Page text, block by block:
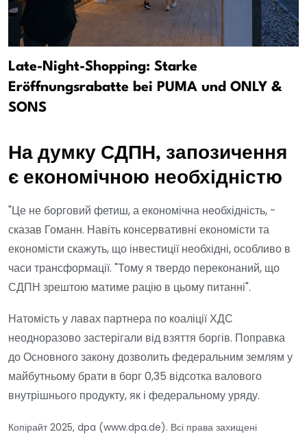
Late-Night-Shopping: Starke
Eröffnungsrabatte bei PUMA und ONLY &
SONS
На думку СДПН, запозичення
є економічною необхідністю
"Це не борговий фетиш, а економічна необхідність, -
сказав Гоманн. Навіть консервативні економісти та
економісти скажуть, що інвестиції необхідні, особливо в
часи трансформації. "Тому я твердо переконаний, що
СДПН зрештою матиме рацію в цьому питанні".
Натомість у лавах партнера по коаліції ХДС
неодноразово застерігали від взяття боргів. Поправка
до Основного закону дозволить федеральним землям у
майбутньому брати в борг 0,35 відсотка валового
внутрішнього продукту, як і федеральному уряду.
Копірайт 2025, dpa (www.dpa.de). Всі права захищені